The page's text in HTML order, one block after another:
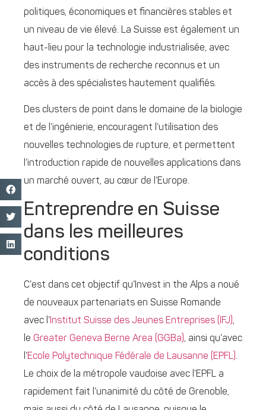
politiques, économiques et financières stables et
un niveau de vie élevé. La Suisse est également un
haut-lieu pour la technologie industrialisée, avec
des instruments de recherche reconnus et un
accès à des spécialistes hautement qualifiés.
Des clusters de point dans le domaine de la biologie
et de l’ingénierie, encouragent l’utilisation des
nouvelles technologies de rupture, et permettent
l’introduction rapide de nouvelles applications dans
un marché ouvert, au cœur de l’Europe.
Entreprendre en Suisse
dans les meilleures
conditions
C’est dans cet objectif qu’Invest in the Alps a noué
de nouveaux partenariats en Suisse Romande
avec l’ Institut Suisse des Jeunes Entreprises (IFJ),
le Greater Geneva Berne Area (GGBa), ainsi qu’avec
l’Ecole Polytechnique Fédérale de Lausanne (EPFL).
Le choix de la métropole vaudoise avec l’EPFL a
rapidement fait l’unanimité du côté de Grenoble,